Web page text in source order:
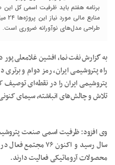
طراحی مدل‌های نوآورانه ضروری است.
به گزارش نفت نما، افشین غلامعلی‌پور
راه پتروشیمی ایران، رمز دوام و
پتروشیمی ایران را در نقطه‌ای
تلاش و چالش‌های انباشته، سیمای
سال رسید و اکنون ۷۶
محصولات آروماتیکی فعالیت دارند.